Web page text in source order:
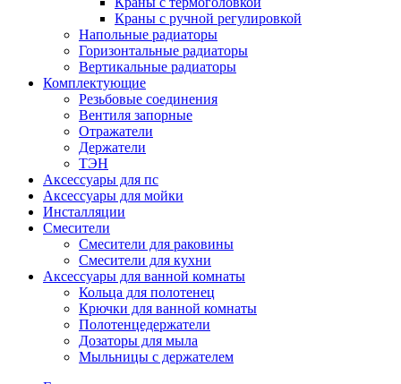
Краны с ручной регулировкой
Напольные радиаторы
Горизонтальные радиаторы
Вертикальные радиаторы
Комплектующие
Резьбовые соединения
Вентиля запорные
Отражатели
Держатели
ТЭН
Аксессуары для пс
Аксессуары для мойки
Инсталляции
Смесители
Смесители для раковины
Смесители для кухни
Аксессуары для ванной комнаты
Кольца для полотенец
Крючки для ванной комнаты
Полотенцедержатели
Дозаторы для мыла
Мыльницы с держателем